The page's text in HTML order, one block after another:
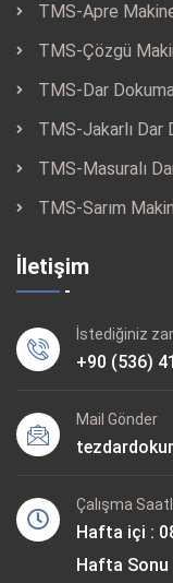
TMS-Apre
TMS-Çözgü
TMS-Dar
TMS-Jakarlı Dar
TMS-Masuralı
TMS-Sarım
İletişim
İstediğiniz
+90 (536)
Mail Gönder
Çalışma
Hafta içi :
Hafta Sonu